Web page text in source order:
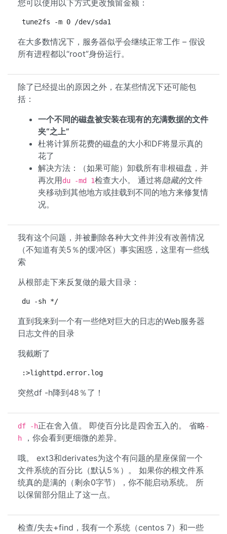
您可以使用以下方式更改预留金额：
tune2fs -m 0 /dev/sda1
在大多数情况下，服务器似乎会继续正常工作 – 假设
所有进程都以“root”身份运行。
除了已经提出的原因之外，在某些情况下还可能包
括：
一个不同的磁盘被安装在现有的充满数据的文件
夹“之上”
杜将计算所花费的磁盘的大小和DF将显示真的
花了
解决方法：（如果可能）卸载所有非根磁盘，并
再次用du -md 1检查大小。 通过将隐藏的文件
夹移动到其他地方或挂载到不同的地方来修复情
况。
我有这个问题，并被删除各种大文件并没有改善情况
（不知道有关5％的缓冲区）事实困惑，这里有一些线
索
从根部走下来反复做的最大目录：
du -sh */
直到我来到一个有一些绝对巨大的日志的Web服务器
日志文件的目录
我截断了
:>lighttpd.error.log
突然df -h降到48％了！
df -h正在舍入值。 即使百分比是四舍五入的。 省略-
h
，你会看到更细微的差异。
哦。 ext3和derivates为这个有问题的星座保留一个
文件系统的百分比（默认5％）。 如果你的根文件系
统真的是满的（剩余0字节），你不能启动系统。 所
以保留部分阻止了这一点。
检查/失去+find，我有一个系统（centos 7）和一些